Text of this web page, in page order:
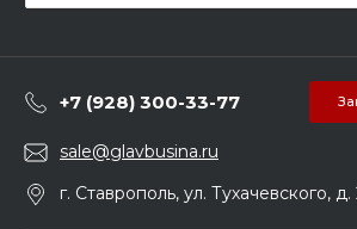
+7 (928) 300-33-77
sale@glavbusina.ru
г. Ставрополь, ул. Тухачевского, д.